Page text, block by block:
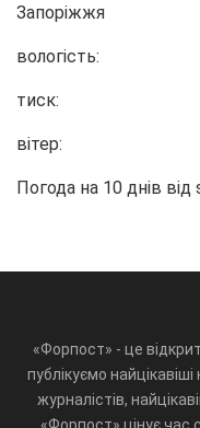
Запоріжжя
вологість:
тиск:
вітер:
Погода на 10 днів від
«Форпост» - це
публікуємо
журналістів,
«Форпост» цінує час